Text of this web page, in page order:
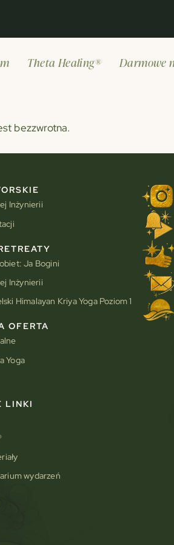
Theta Healing® Darmowe
bezzwrotna.
Inżynierii
Ja Bogini
Inżynierii
Himalayan Kriya Yoga Poziom 1
OFERTA
Yoga
LINKI
wydarzeń